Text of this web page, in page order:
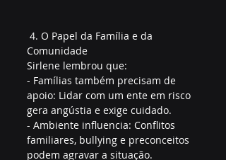
Comunidade
Sirlene lembrou que:
- Famílias também precisam de
apoio: Lidar com um ente em risco
gera angústia e exige cuidado.
- Ambiente influencia: Conflitos
familiares, bullying e preconceitos
podem agravar a situação.